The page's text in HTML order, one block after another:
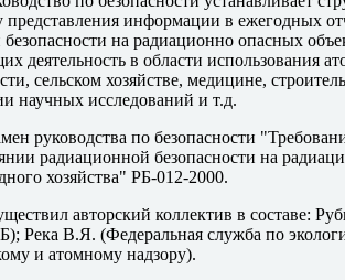
информации в ежегодных
на радиационно опасных
деятельность в области использования
сельском хозяйстве, медицине,
научных исследований и т.д.
руководства по безопасности
радиационной безопасности на
хозяйства" РБ-012-2000.
авторский коллектив в составе:
В.Я. (Федеральная служба по
и атомному надзору).